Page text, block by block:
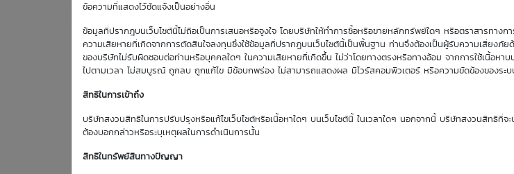
ข้อความที่แสดงไว้ชัดแจ้งเป็นอย่างอื่น
ข้อมูลที่ปรากฎบนเว็บไซต์นี้ไม่ถือเป็นการเสนอหรือจูงใจ โดยบริษัทให้ทำการซื้อหรือขายหลักทรัพย์ใดๆ หรือตราสารทาง
ความเสียหายที่เกิดจากการตัดสินใจลงทุนซึ่งใช้ข้อมูลที่ปรากฏบนเว็บไซต์นี้เป็นพื้นฐาน ท่านจึงต้องเป็นผู้รับความเสี่ยงภั
ของบริษัทไม่รับผิดชอบต่อท่านหรือบุคคลใดๆ ในความเสียหายที่เกิดขึ้น ไม่ว่าโดยทางตรงหรือทางอ้อม จากการใช้เนื้อห
ไปตามเวลา ไม่สมบูรณ์ ถูกลบ ถูกแก้ไข มีข้อบกพร่อง ไม่สามารถแสดงผล มีไวรัสคอมพิวเตอร์ หรือความขัดข้องของระบ
สิทธิในการเข้าถึง
บริษัทสงวนสิทธิในการปรับปรุงหรือแก้ไขเว็บไซต์หรือเนื้อหาใดๆ บนเว็บไซต์นี้ ในเวลาใดๆ นอกจากนี้ บริษัทสงวนสิทธิที่จ
ต้องบอกกล่าวหรือระบุเหตุผลในการดำเนินการนั้น
สิทธิในทรัพย์สินทางปัญญา
แรก
8 มิ.ย. 2569
4.86